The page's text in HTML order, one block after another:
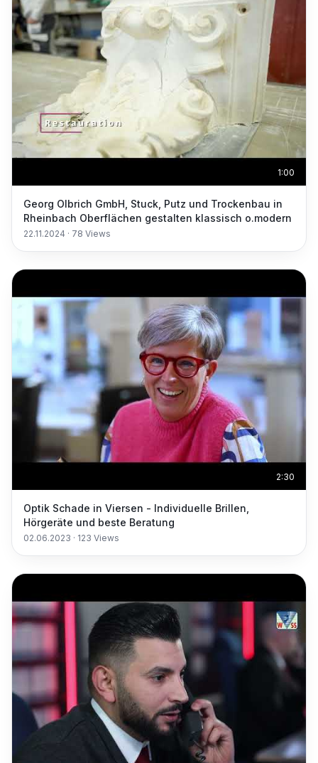
1:00
Georg Olbrich GmbH, Stuck, Putz und Trockenbau in
Rheinbach Oberflächen gestalten klassisch o.modern
22.11.2024 · 78 Views
2:30
Optik Schade in Viersen - Individuelle Brillen,
Hörgeräte und beste Beratung
02.06.2023 · 123 Views